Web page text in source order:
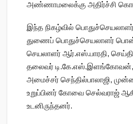
அண்ணாமலைக்கு அதிர்ச்சி
இந்த நிகழ்வில்
துணைப் பொதுச்செயலாளர்
செயலாளர் ஆர்.எஸ்.பாரதி,
தலைவர் டி.கே.எஸ்.இளங்கோவன்,
அமைச்சர் செந்தில்பாலாஜி,
உறுப்பினர் கோவை செல்வராஜ்
உடனிருந்தனர்.